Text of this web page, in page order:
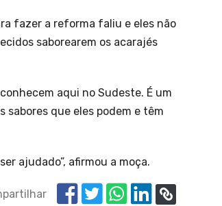
fazer a reforma faliu e eles não
saborearem os acarajés
aqui no Sudeste. É um
sabores que eles podem e têm
ajudado”, afirmou a moça.